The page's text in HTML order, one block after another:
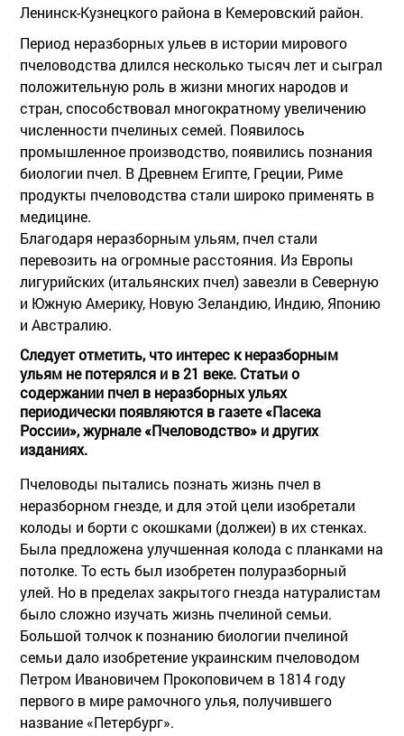
Ленинск-Кузнецкого района в Кемеровский район.
Период неразборных ульев в истории мирового
пчеловодства длился несколько тысяч лет и сыграл
положительную роль в жизни многих народов и
стран, способствовал многократному увеличению
численности пчелиных семей. Появилось
промышленное производство, появились познания
биологии пчел. В Древнем Египте, Греции, Риме
продукты пчеловодства стали широко применять в
медицине.
Благодаря неразборным ульям, пчел стали
перевозить на огромные расстояния. Из Европы
лигурийских (итальянских пчел) завезли в Северную
и Южную Америку, Новую Зеландию, Индию, Японию
и Австралию.
Следует отметить, что интерес к неразборным
ульям не потерялся и в 21 веке. Статьи о
содержании пчел в неразборных ульях
периодически появляются в газете «Пасека
России», журнале «Пчеловодство» и других
изданиях.
Пчеловоды пытались познать жизнь пчел в
неразборном гнезде, и для этой цели изобретали
колоды и борти с окошками (должеи) в их стенках.
Была предложена улучшенная колода с планками на
потолке. То есть был изобретен полуразборный
улей. Но в пределах закрытого гнезда натуралистам
было сложно изучать жизнь пчелиной семьи.
Большой толчок к познанию биологии пчелиной
семьи дало изобретение украинским пчеловодом
Петром Ивановичем Прокоповичем в 1814 году
первого в мире рамочного улья, получившего
название «Петербург».